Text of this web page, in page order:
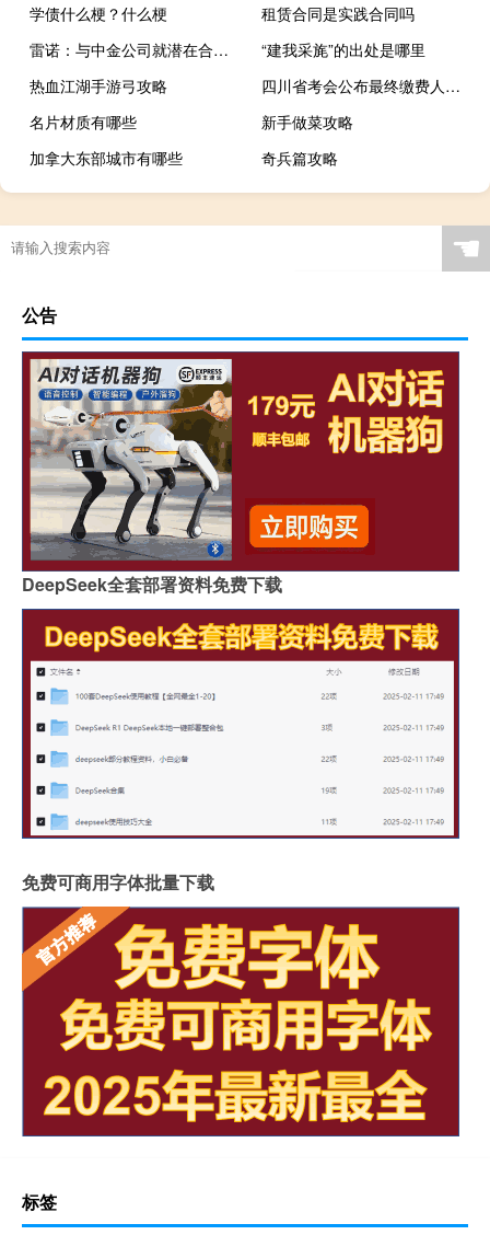
学债什么梗？什么梗
租赁合同是实践合同吗
雷诺：与中金公司就潜在合作“友好洽谈”但尚未签署协议或做出决定
“建我采旄”的出处是哪里
热血江湖手游弓攻略
四川省考会公布最终缴费人数吗
名片材质有哪些
新手做菜攻略
加拿大东部城市有哪些
奇兵篇攻略
☚
公告
DeepSeek全套部署资料免费下载
免费可商用字体批量下载
标签